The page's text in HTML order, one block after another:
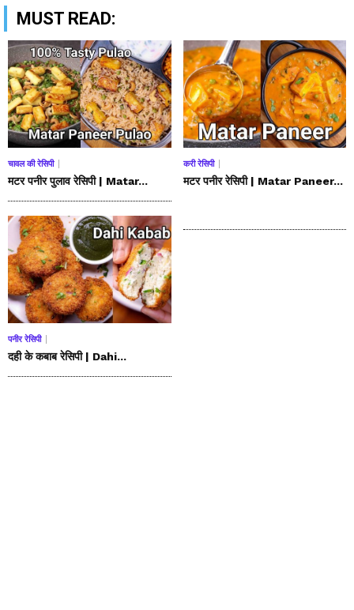
MUST READ:
चावल की रेसिपी
मटर पनीर पुलाव रेसिपी | Matar...
करी रेसिपी
मटर पनीर रेसिपी | Matar Paneer...
पनीर रेसिपी
दही के कबाब रेसिपी | Dahi...